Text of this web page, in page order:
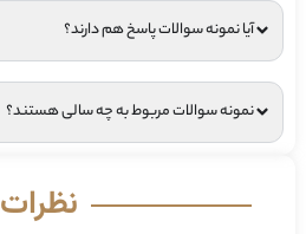
آیا نمونه سوالات پاسخ هم دارند؟
نمونه سوالات مربوط به چه سالی هستند؟
نظرات